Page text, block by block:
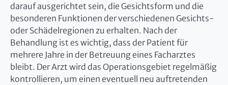
darauf ausgerichtet sein, die Gesichtsform und die
besonderen Funktionen der verschiedenen Gesichts-
oder Schädelregionen zu erhalten. Nach der
Behandlung ist es wichtig, dass der Patient für
mehrere Jahre in der Betreuung eines Facharztes
bleibt. Der Arzt wird das Operationsgebiet regelmäßig
kontrollieren, um einen eventuell neu auftretenden